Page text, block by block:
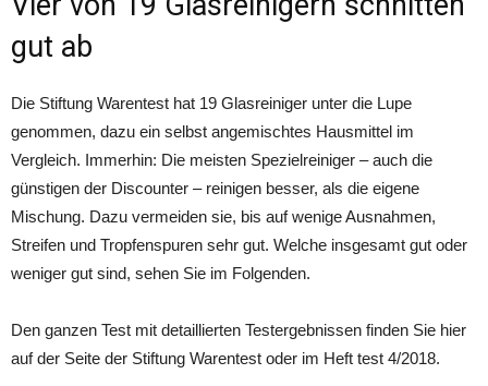
gut ab
Die Stiftung Warentest hat 19 Glasreiniger unter die Lupe
genommen, dazu ein selbst angemischtes Hausmittel im
Vergleich. Immerhin: Die meisten Spezielreiniger – auch die
günstigen der Discounter – reinigen besser, als die eigene
Mischung. Dazu vermeiden sie, bis auf wenige Ausnahmen,
Streifen und Tropfenspuren sehr gut. Welche insgesamt gut oder
weniger gut sind, sehen Sie im Folgenden.
Den ganzen Test mit detaillierten Testergebnissen finden Sie hier
auf der Seite der Stiftung Warentest oder im Heft test 4/2018.